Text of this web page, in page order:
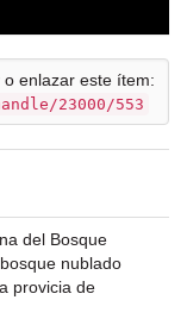
enlazar este ítem:
23000/553
del Bosque
nublado
provicia de